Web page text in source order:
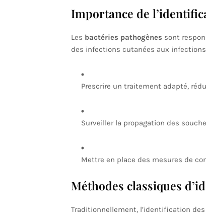
Importance de
Les bactéries pathogènes sont
des infections cutanées aux
Prescrire un traitement adapté,
Surveiller la propagation des
Mettre en place des mesures de
Méthodes classiques
Traditionnellement, l’identification